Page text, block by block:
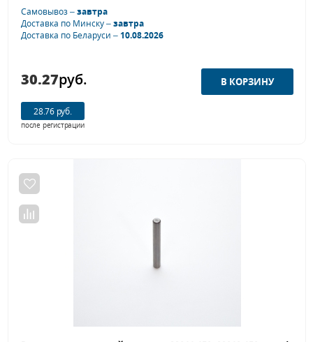
Самовывоз –завтра
Доставка по Минску –завтра
Доставка по Беларуси –10.08.2026
30.27руб.
28.76 руб.
после регистрации